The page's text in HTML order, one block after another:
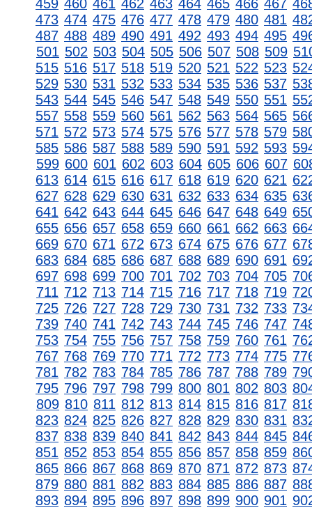
459 460 461 462 463 464 465 466 467
473 474 475 476 477 478 479 480 481
487 488 489 490 491 492 493 494 495
501 502 503 504 505 506 507 508 509
515 516 517 518 519 520 521 522 523
529 530 531 532 533 534 535 536 537
543 544 545 546 547 548 549 550 551
557 558 559 560 561 562 563 564 565
571 572 573 574 575 576 577 578 579
585 586 587 588 589 590 591 592 593
599 600 601 602 603 604 605 606 607
613 614 615 616 617 618 619 620 621
627 628 629 630 631 632 633 634 635
641 642 643 644 645 646 647 648 649
655 656 657 658 659 660 661 662 663
669 670 671 672 673 674 675 676 677
683 684 685 686 687 688 689 690 691
697 698 699 700 701 702 703 704 705
711 712 713 714 715 716 717 718 719
725 726 727 728 729 730 731 732 733
739 740 741 742 743 744 745 746 747
753 754 755 756 757 758 759 760 761
767 768 769 770 771 772 773 774 775
781 782 783 784 785 786 787 788 789
795 796 797 798 799 800 801 802 803
809 810 811 812 813 814 815 816 817
823 824 825 826 827 828 829 830 831
837 838 839 840 841 842 843 844 845
851 852 853 854 855 856 857 858 859
865 866 867 868 869 870 871 872 873
879 880 881 882 883 884 885 886 887
893 894 895 896 897 898 899 900 901